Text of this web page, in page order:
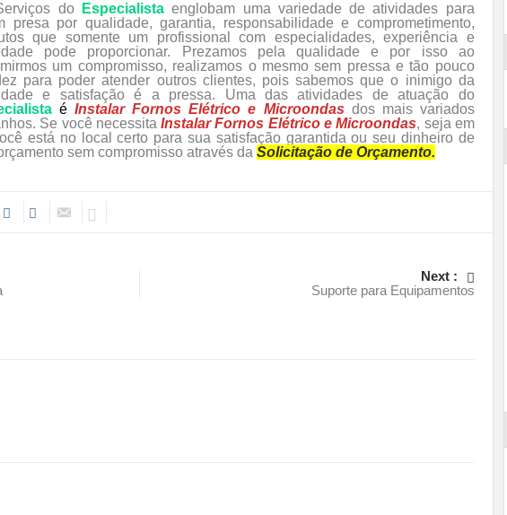
do Especialista englobam uma variedade de atividades para
presa por qualidade, garantia, responsabilidade e comprometimento,
que somente um profissional com especialidades, experiência e
pode proporcionar. Prezamos pela qualidade e por isso ao
um compromisso, realizamos o mesmo sem pressa e tão pouco
para poder atender outros clientes, pois sabemos que o inimigo da
e satisfação é a pressa. Uma das atividades de atuação do
é Instalar Fornos Elétrico e Microondas dos mais variados
Se você necessitaInstalar Fornos Elétrico e Microondas, seja em
está no local certo para sua satisfação garantida ou seu dinheiro de
sem compromisso através da Solicitação de Orçamento.
Next :
Suporte para Equipamentos